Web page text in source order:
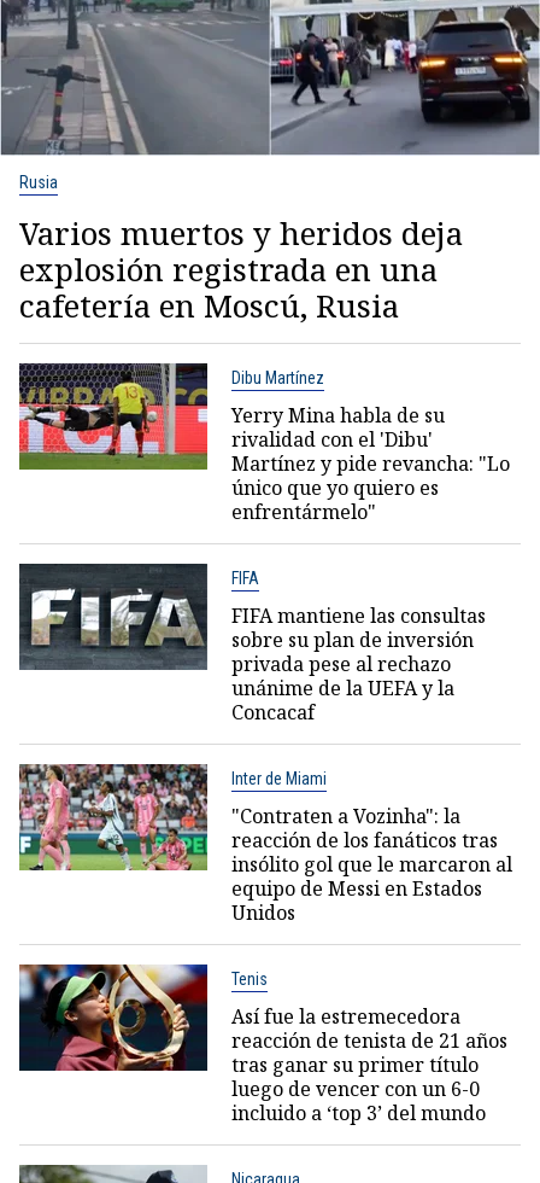
Rusia
Varios muertos y heridos deja
explosión registrada en una
cafetería en Moscú, Rusia
Dibu Martínez
Yerry Mina habla de su
rivalidad con el 'Dibu'
Martínez y pide revancha: "Lo
único que yo quiero es
enfrentármelo"
FIFA
FIFA mantiene las consultas
sobre su plan de inversión
privada pese al rechazo
unánime de la UEFA y la
Concacaf
Inter de Miami
"Contraten a Vozinha": la
reacción de los fanáticos tras
insólito gol que le marcaron al
equipo de Messi en Estados
Unidos
Tenis
Así fue la estremecedora
reacción de tenista de 21 años
tras ganar su primer título
luego de vencer con un 6-0
incluido a ‘top 3’ del mundo